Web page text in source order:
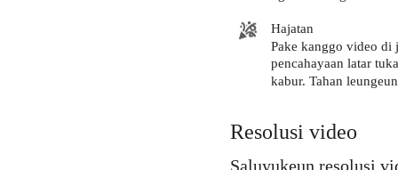
Hajatan
Pake kanggo video di
pencahayaan latar
kabur. Tahan
Resolusi video
Saluyukeun resolusi